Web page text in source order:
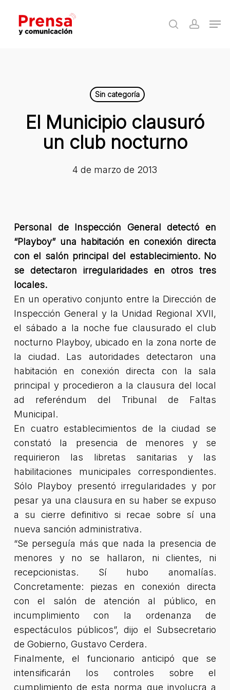
main
search
Sin categoría
El Municipio clausuró
un club nocturno
4 de marzo de 2013
Personal de Inspección General detectó en
“Playboy” una habitación en conexión directa
con el salón principal del establecimiento. No
se detectaron irregularidades en otros tres
locales.
En un operativo conjunto entre la Dirección de
Inspección General y la Unidad Regional XVII,
el sábado a la noche fue clausurado el club
nocturno Playboy, ubicado en la zona norte de
la ciudad. Las autoridades detectaron una
habitación en conexión directa con la sala
principal y procedieron a la clausura del local
ad referéndum del Tribunal de Faltas
Municipal.
En cuatro establecimientos de la ciudad se
constató la presencia de menores y se
requirieron las libretas sanitarias y las
habilitaciones municipales correspondientes.
Sólo Playboy presentó irregularidades y por
pesar ya una clausura en su haber se expuso
a su cierre definitivo si recae sobre sí una
nueva sanción administrativa.
“Se perseguía más que nada la presencia de
menores y no se hallaron, ni clientes, ni
recepcionistas. Sí hubo anomalías.
Concretamente: piezas en conexión directa
con el salón de atención al público, en
incumplimiento con la ordenanza de
espectáculos públicos”, dijo el Subsecretario
de Gobierno, Gustavo Cerdera.
Finalmente, el funcionario anticipó que se
intensificarán los controles sobre el
cumplimiento de esta norma que involucra a